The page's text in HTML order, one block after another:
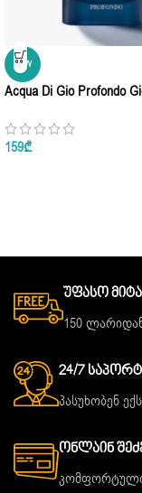
NEW
Acqua Di Gio Profondo
159₾
Უფასო
150
24/7
პასუხობენ
Ონლაინ